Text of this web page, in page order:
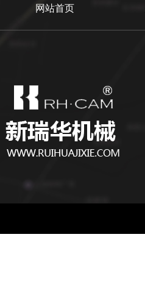
网站首页